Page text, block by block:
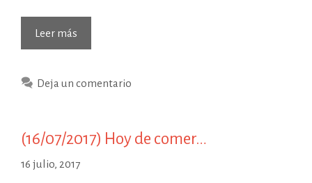
Leer más
Hoy
comer…
Deja un comentario
(16/07/2017) Hoy de comer…
16 julio, 2017